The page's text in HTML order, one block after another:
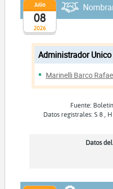
2026
Julio
08
Administrador Unico
Marinelli Barco
Fuente:
Datos registrales: S 8 ,
Datos